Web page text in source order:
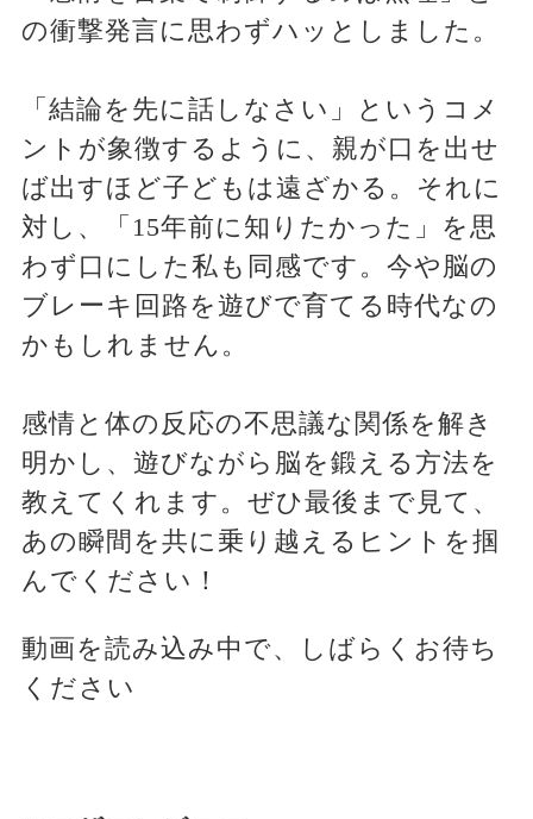
の衝撃発言に思わずハッとしました。
「結論を先に話しなさい」というコメ
ントが象徴するように、親が口を出せ
ば出すほど子どもは遠ざかる。それに
対し、「15年前に知りたかった」を思
わず口にした私も同感です。今や脳の
ブレーキ回路を遊びで育てる時代なの
かもしれません。
感情と体の反応の不思議な関係を解き
明かし、遊びながら脳を鍛える方法を
教えてくれます。ぜひ最後まで見て、
あの瞬間を共に乗り越えるヒントを掴
んでください！
動画を読み込み中で、しばらくお待ち
ください